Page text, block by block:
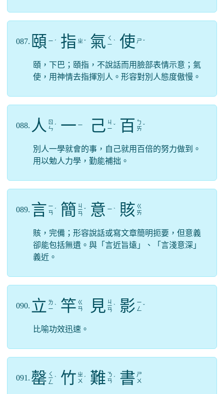
087. 頤 ㄧ ˊ 指 ㄓ ˇ 氣 ㄑ
ㄧ ˋ 使 ㄕ ˇ
頤，下巴；頤指，不說話而用臉部表情示意；氣
使，用神情去指揮別人。形容對別人態度傲慢。
088. 人 ㄖ
ㄣ ˊ 一 ㄧ 己 ㄐ
ㄧ ˇ 百 ㄅ
ㄞ ˇ
別人一學就會的事，自己就用百倍的努力做到。
用以勉人力學，勤能補拙。
089. 言 ㄧ
ㄢ ˊ 簡 ㄐ
ㄧ
ㄢ
ˇ 意 ㄧ ˋ 賅 ㄍ
ㄞ
賅，完備；形容說話或寫文章簡明扼要，但意義
卻能包括無遺。與「言近旨遠」、「言淺意深」
義近。
090. 立 ㄌ
ㄧ ˋ 竿 ㄍ
ㄢ
見 ㄐ
ㄧ
ㄢ
ˋ 影 ㄧ
ㄥ ˇ
比喻功效迅速。
091. 罄 ㄑ
ㄧ
ㄥ
ˋ 竹 ㄓ
ㄨ ˊ 難 ㄋ
ㄢ ˊ 書 ㄕ
ㄨ